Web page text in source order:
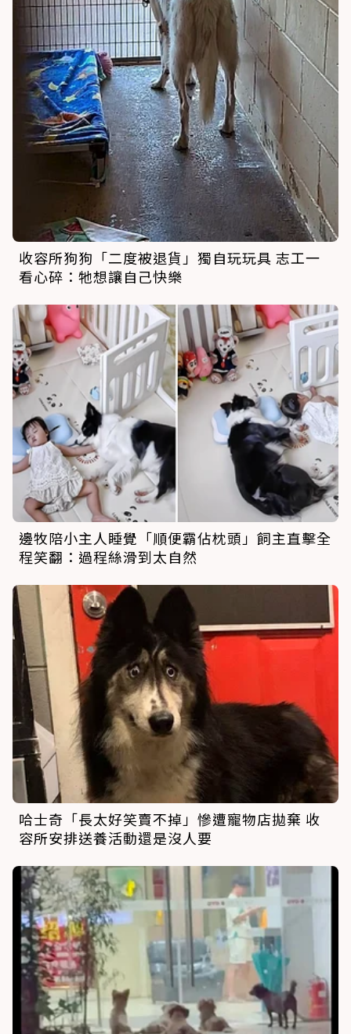
收容所狗狗「二度被退貨」獨自玩玩具 志工一
看心碎：牠想讓自己快樂
邊牧陪小主人睡覺「順便霸佔枕頭」飼主直擊全
程笑翻：過程絲滑到太自然
哈士奇「長太好笑賣不掉」慘遭寵物店拋棄 收
容所安排送養活動還是沒人要